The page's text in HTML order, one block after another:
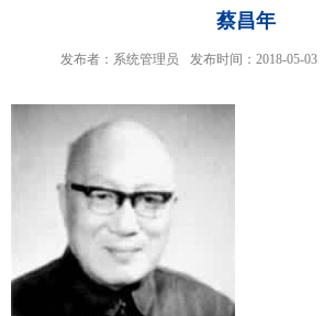
蔡昌年
发布者：系统管理员 发布时间：2018-05-03